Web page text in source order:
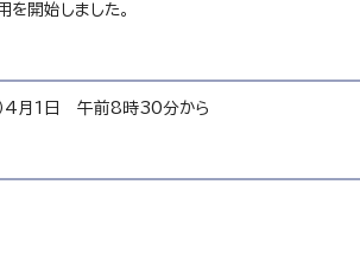
開始しました。
4月1日 午前8時30分から